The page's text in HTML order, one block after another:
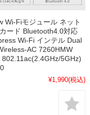
Wi-Fiモジュール ネット
ード Bluetooth4.0対応
Wi-Fi インテル Dual
AC 7260HMW
802.11ac(2.4GHz/5GHz)
¥1,990(税込)